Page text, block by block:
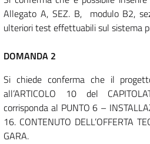
Allegato A, SEZ. B, modulo B2,
ulteriori test effettuabili sul sistema
DOMANDA 2
Si chiede conferma che il
all’ARTICOLO 10 del
corrisponda al PUNTO 6 –
16. CONTENUTO DELL’OFFERTA
GARA.